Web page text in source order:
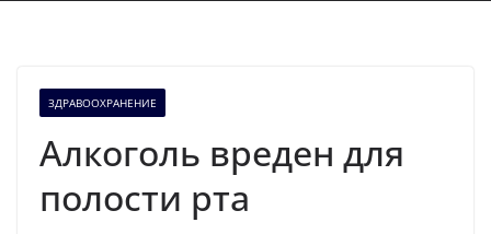
ЗДРАВООХРАНЕНИЕ
Алкоголь вреден для
полости рта